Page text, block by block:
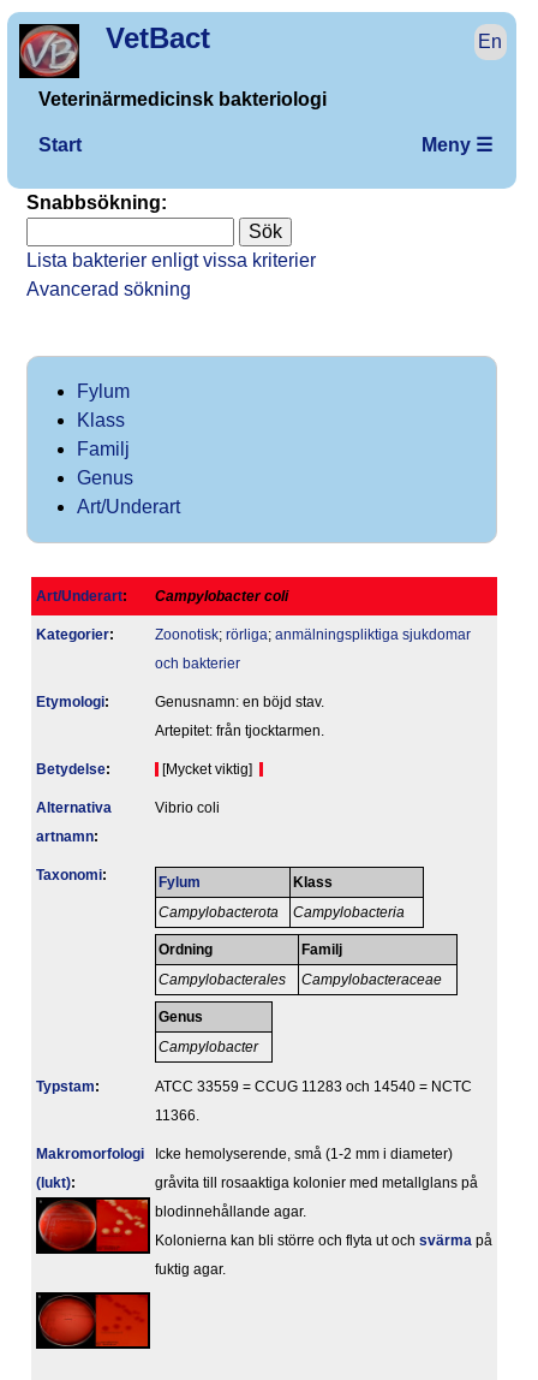
VetBact En
Veterinärmedicinsk bakteriologi
Start Meny ☰
Snabbsökning:
Lista bakterier enligt vissa kriterier
Avancerad sökning
Fylum
Klass
Familj
Genus
Art/Underart
Art/Underart: Campylobacter coli
Kategorier: Zoonotisk; rörliga; anmälningspliktiga sjukdomar
och bakterier
Etymologi:
Genusnamn: en böjd stav.
Artepitet: från tjocktarmen.
Betydelse: [Mycket viktig]
Alternativa
artnamn:
Vibrio coli
Taxonomi: Fylum
Campylobacterota
Klass
Campylobacteria
Ordning
Campylobacterales
Familj
Campylobacteraceae
Genus
Campylobacter
Typstam:
ATCC 33559 = CCUG 11283 och 14540 = NCTC
11366.
Makromorfologi
(lukt):
Icke hemolyserende, små (1-2 mm i diameter)
gråvita till rosaaktiga kolonier med metallglans på
blodinnehållande agar.
Kolonierna kan bli större och flyta ut och svärma på
fuktig agar.